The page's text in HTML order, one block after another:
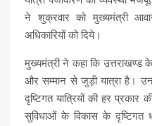
ने शुक्रवार को मुख्यमंत्री
अधिकारियों को दिये।
मुख्यमंत्री ने कहा कि उत्तराखण्ड के
और सम्मान से जुड़ी यात्रा है।
दृष्टिगत यात्रियों की हर प्रकार
सुविधाओं के विकास के दृष्टिगत